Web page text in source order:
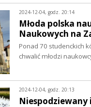
2024-12-04, godz. 20:14
Młoda polska
Naukowych na
Ponad 70 studenckich
chwalić młodzi
2024-12-04, godz. 20:13